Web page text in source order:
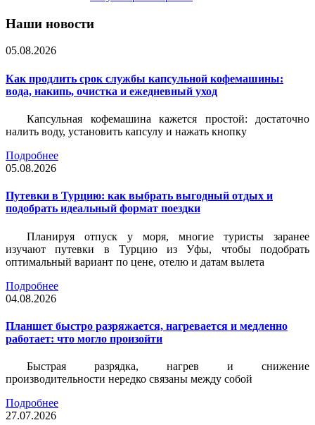
Наши новости
05.08.2026
Как продлить срок службы капсульной кофемашины:
вода, накипь, очистка и ежедневный уход
Капсульная кофемашина кажется простой: достаточно
налить воду, установить капсулу и нажать кнопку
Подробнее
05.08.2026
Путевки в Турцию: как выбрать выгодный отдых и
подобрать идеальный формат поездки
Планируя отпуск у моря, многие туристы заранее
изучают путевки в Турцию из Уфы, чтобы подобрать
оптимальный вариант по цене, отелю и датам вылета
Подробнее
04.08.2026
Планшет быстро разряжается, нагревается и медленно
работает: что могло произойти
Быстрая разрядка, нагрев и снижение
производительности нередко связаны между собой
Подробнее
27.07.2026